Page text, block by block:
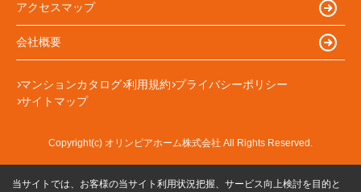
アクセスマップ
会社概要
マンションカタログ 利用規約 プライバシーポリシー
サイトマップ
Copyright(c) オリンピアホーム株式会社 All Rights Reserved.
当サイトでは、お客様の当サイト利用状況把握、サービス向上検討を目的と